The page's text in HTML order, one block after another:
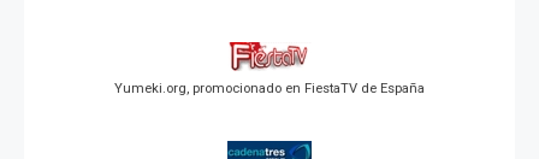
Yumeki.org, promocionado en FiestaTV de España